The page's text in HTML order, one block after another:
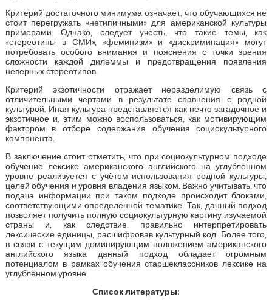
Критерий достаточного минимума означает, что обучающихся не
стоит перегружать «нетипичными» для американской культуры
примерами. Однако, следует учесть, что такие темы, как
«стереотипы в СМИ», «феминизм» и «дискриминация» могут
потребовать особого внимания и пояснения с точки зрения
сложности каждой дилеммы и предотвращения появления
неверных стереотипов.
Критерий экзотичности отражает неразделимую связь с
отличительными чертами в результате сравнения с родной
культурой. Иная культура представляется как нечто загадочное и
экзотичное и, этим можно воспользоваться, как мотивирующим
фактором в отборе содержания обучения социокультурного
компонента.
В заключение стоит отметить, что при социокультурном подходе
обучение лексике американского английского на углублённом
уровне реализуется с учётом использования родной культуры,
целей обучения и уровня владения языком. Важно учитывать, что
подача информации при таком подходе происходит блоками,
соответствующими определённой тематике. Так, данный подход
позволяет получить полную социокультурную картину изучаемой
страны и, как следствие, правильно интерпретировать
лексические единицы, расшифровав культурный код. Более того,
в связи с текущим доминирующим положением американского
английского языка данный подход обладает огромным
потенциалом в рамках обучения старшеклассников лексике на
углублённом уровне.
Список литературы: